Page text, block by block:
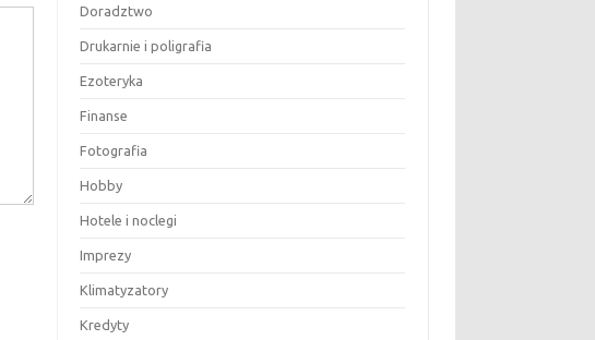
Doradztwo
Drukarnie i poligrafia
Ezoteryka
Finanse
Fotografia
Hobby
Hotele i noclegi
Imprezy
Klimatyzatory
Kredyty